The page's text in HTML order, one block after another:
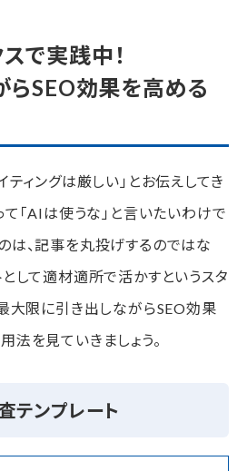
で実践中！
らSEO効果を高める
ティングは厳しい」とお伝えしてき
て「AIは使うな」と言いたいわけで
は、記事を丸投げするのではな
として適材適所で活かすというスタ
大限に引き出しながらSEO効果
法を見ていきましょう。
テンプレート